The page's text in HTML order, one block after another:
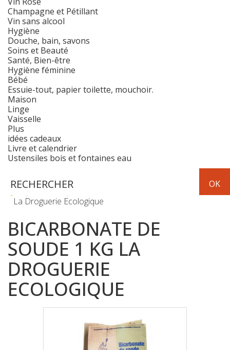
Champagne et Pétillant
Vin sans alcool
Hygiène
Douche, bain, savons
Soins et Beauté
Santé, Bien-être
Hygiène féminine
Bébé
Essuie-tout, papier toilette, mouchoir.
Maison
Linge
Vaisselle
Plus
idées cadeaux
Livre et calendrier
Ustensiles bois et fontaines eau
Hygiène
La Droguerie Ecologique
BICARBONATE DE
SOUDE 1 KG LA
DROGUERIE
ECOLOGIQUE